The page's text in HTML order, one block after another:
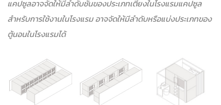
แคปซูลอาจจัดให้มีลำดับชั้นของประเภทเตียงในโรงแรมแคปซูล
สำหรับการใช้งานในโรงแรม อาจจัดให้มีลำดับหรือแบ่งประเภทของ
ตู้นอนในโรงแรมได้